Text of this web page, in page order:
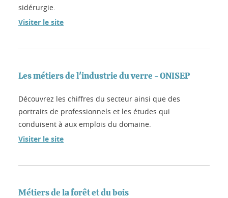
sidérurgie.
Visiter le site
Les métiers de l'industrie du verre - ONISEP
Découvrez les chiffres du secteur ainsi que des
portraits de professionnels et les études qui
conduisent à aux emplois du domaine.
Visiter le site
Métiers de la forêt et du bois